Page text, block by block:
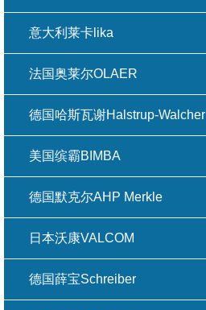
意大利莱卡lika
法国奥莱尔OLAER
德国哈斯瓦谢Halstrup-Walcher
美国缤霸BIMBA
德国默克尔AHP Merkle
日本沃康VALCOM
德国薛宝Schreiber